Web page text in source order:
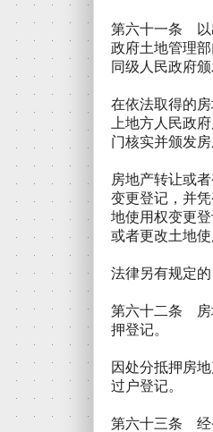
第六十一条 以
政府土地管理
同级人民政府
在依法取得的
上地方人民政
门核实并颁发房
房地产转让或
变更登记，并
地使用权变更
或者更改土地使
法律另有规定
第六十二条 房
押登记。
因处分抵押房
过户登记。
第六十三条 经